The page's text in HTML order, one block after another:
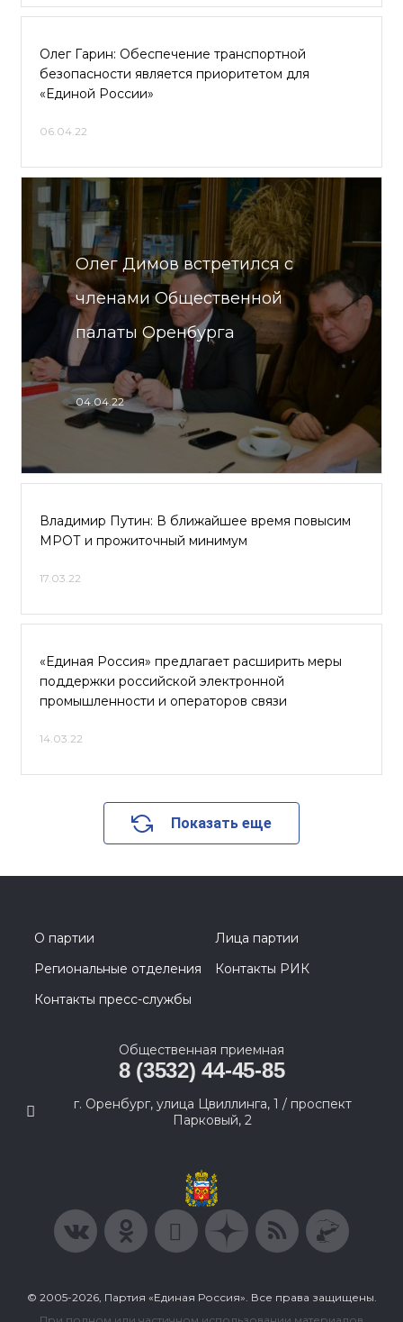
Олег Гарин: Обеспечение транспортной
безопасности является приоритетом для
«Единой России»
06.04.22
Олег Димов встретился с
членами Общественной
палаты Оренбурга
04.04.22
Владимир Путин: В ближайшее время повысим
МРОТ и прожиточный минимум
17.03.22
«Единая Россия» предлагает расширить меры
поддержки российской электронной
промышленности и операторов связи
14.03.22
Показать еще
О партии
Лица партии
Региональные отделения
Контакты РИК
Контакты пресс-службы
Общественная приемная
8 (3532) 44-45-85
г. Оренбург, улица Цвиллинга, 1 / проспект
Парковый, 2
© 2005-2026, Партия «Единая Россия». Все права защищены.